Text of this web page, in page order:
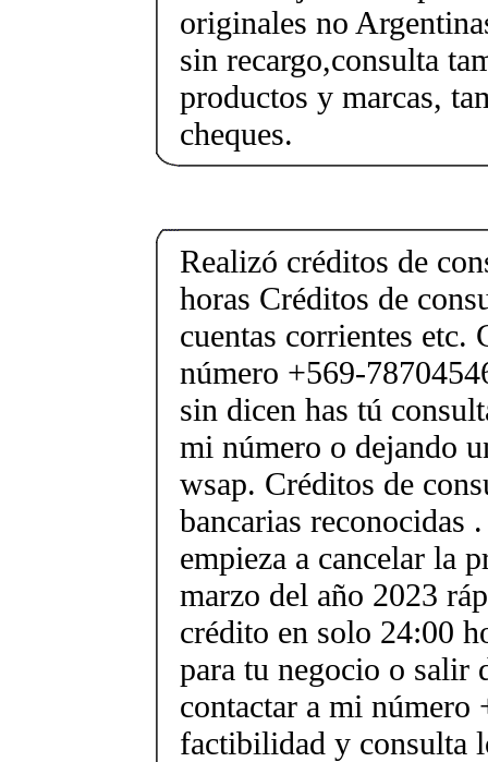
originales no
sin recargo,consulta
productos y marcas,
cheques.
Realizó créditos de
horas Créditos de
cuentas corrientes etc.
número +569-
sin dicen has tú
mi número o dejando
wsap. Créditos de
bancarias reconocidas
empieza a cancelar la
marzo del año 2023
crédito en solo 24:00
para tu negocio o salir
contactar a mi número
factibilidad y consulta